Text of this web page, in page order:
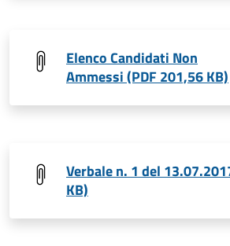
Elenco Candidati Non
Ammessi (PDF 201,56 KB)
Verbale n. 1 del
KB)